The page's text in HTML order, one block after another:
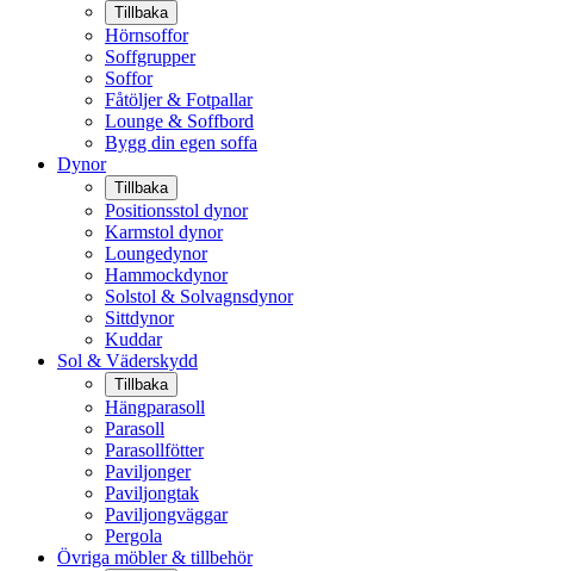
Tillbaka
Hörnsoffor
Soffgrupper
Soffor
Fåtöljer & Fotpallar
Lounge & Soffbord
Bygg din egen soffa
Dynor
Tillbaka
Positionsstol dynor
Karmstol dynor
Loungedynor
Hammockdynor
Solstol & Solvagnsdynor
Sittdynor
Kuddar
Sol & Väderskydd
Tillbaka
Hängparasoll
Parasoll
Parasollfötter
Paviljonger
Paviljongtak
Paviljongväggar
Pergola
Övriga möbler & tillbehör